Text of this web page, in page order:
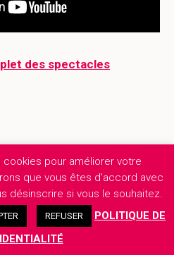
des spectacles
pour améliorer votre
que vous êtes d'accord avec
désinscrire si vous le souhaitez.
REFUSER
POLITIQUE DE